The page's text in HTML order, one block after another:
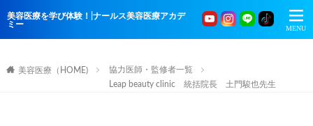
美容医療を学び体験！|ナールス美容医療アカデ
ミー
美容医療（HOME)
協力医師・監修者一覧
Leap beauty clinic 統括院長 土門駿也先生